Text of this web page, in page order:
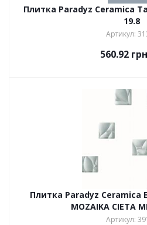
Плитка Paradyz Ceramica
19.8
Артикул:
560.92 грн
Плитка Paradyz Ceramica
MOZAIKA CIETA
Артикул: